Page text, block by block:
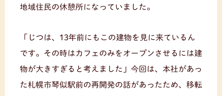
地域住民の休憩所になっていました。
「じつは、13年前にもこの建物を見に来ているん
です。その時はカフェのみをオープンさせるには建
物が大きすぎると考えました」今回は、本社があっ
た札幌市琴似駅前の再開発の話があったため、移転